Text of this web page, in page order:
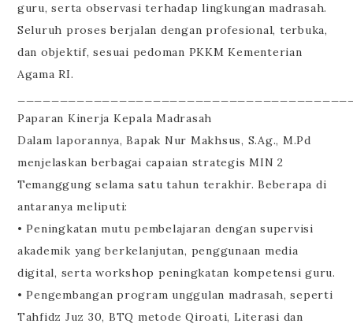
guru, serta observasi terhadap lingkungan madrasah.
Seluruh proses berjalan dengan profesional, terbuka,
dan objektif, sesuai pedoman PKKM Kementerian
Agama RI.
Paparan Kinerja Kepala Madrasah
Dalam laporannya, Bapak Nur Makhsus, S.Ag., M.Pd
menjelaskan berbagai capaian strategis MIN 2
Temanggung selama satu tahun terakhir. Beberapa di
antaranya meliputi:
• Peningkatan mutu pembelajaran dengan supervisi
akademik yang berkelanjutan, penggunaan media
digital, serta workshop peningkatan kompetensi guru.
• Pengembangan program unggulan madrasah, seperti
Tahfidz Juz 30, BTQ metode Qiroati, Literasi dan